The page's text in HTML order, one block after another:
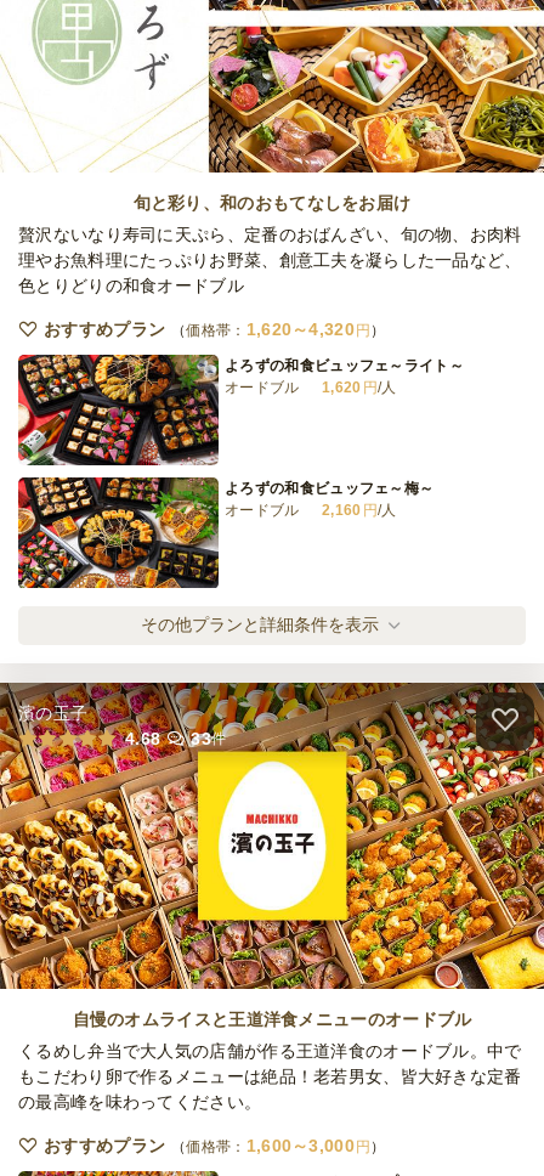
手軽に韓国気分！まろやか豆乳チゲ鍋ライト
コース
オードブル
2,160円/人
全品小分けのおつまみ小鉢コースースタンダ
オードブル
2,160円/人
韓国お肉堪能コースースタンダードー
オードブル
15,000円
旬と彩り、和のおもてなしをお届け
贅沢ないなり寿司に天ぷら、定番のおばんざい、旬の物、お肉料
理やお魚料理にたっぷりお野菜、創意工夫を凝らした一品など、
色とりどりの和食オードブル
おすすめプラン 価格帯： 1,620～4,320円
よろずの和食ビュッフェ～ライト～
オードブル
1,620 円/人
よろずの和食ビュッフェ～梅～
オードブル
2,160 円/人
オードブル
3,240円/人
よろずの和食ビュッフェ～松～
オードブル
4,320円/人
全てのプランを見る（4件）
オードブル
締切 2日前15時
最低ご注文金額 15,000円
その他プランと詳細条件を表示
濱の玉子
4.68
33件
自慢のオムライスと王道洋食メニューのオードブル
くるめし弁当で大人気の店舗が作る王道洋食のオードブル。中で
もこだわり卵で作るメニューは絶品！老若男女、皆大好きな定番
の最高峰を味わってください。
おすすめプラン 価格帯： 1,600～3,000 円